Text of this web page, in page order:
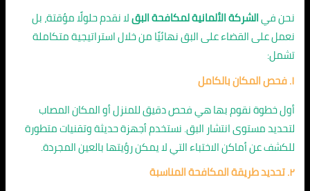
نحن فيالشركة الألمانية لمكافحة البقلا نقدم حلولًا مؤقتة، بل
نعمل على القضاء على البق نهائيًا من خلال استراتيجية متكاملة
تشمل:
١. فحص المكان بالكامل
أول خطوة نقوم بها هي فحص دقيق للمنزل أو المكان المصاب
لتحديد مستوى انتشار البق. نستخدم أجهزة حديثة وتقنيات متطورة
للكشف عن أماكن الاختباء التي لا يمكن رؤيتها بالعين المجردة.
٢. تحديد طريقة المكافحة المناسبة